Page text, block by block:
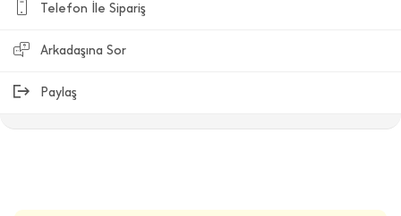
Telefon İle Sipariş
Arkadaşına Sor
Paylaş